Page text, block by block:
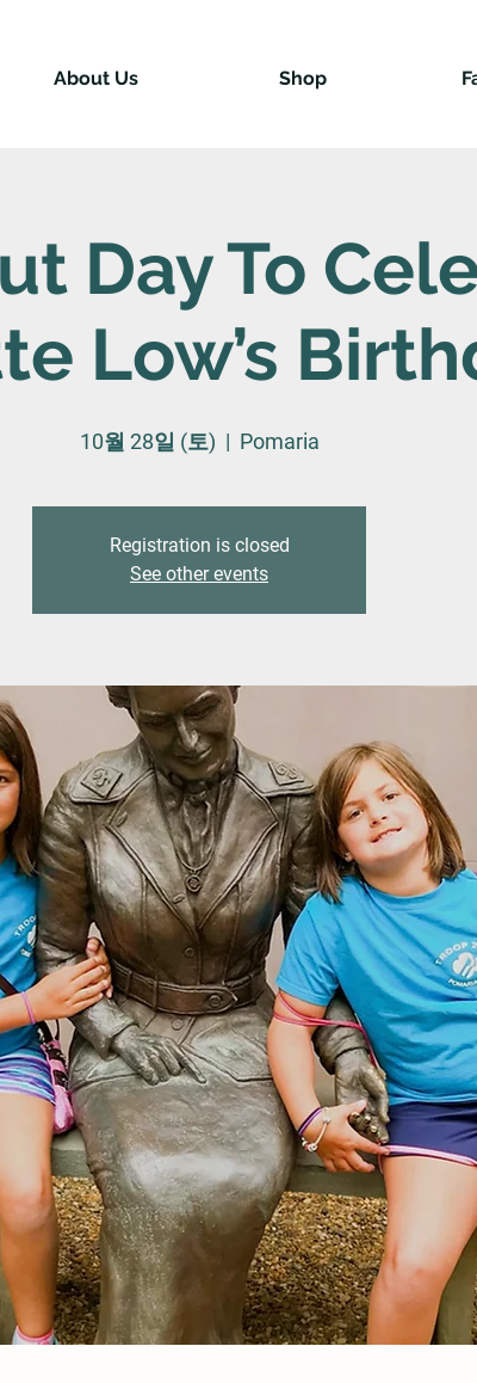
Shop
About Us
Day To
Low’s
10월 28일 (토)
  |
Pomaria
Registration is closed
See other events